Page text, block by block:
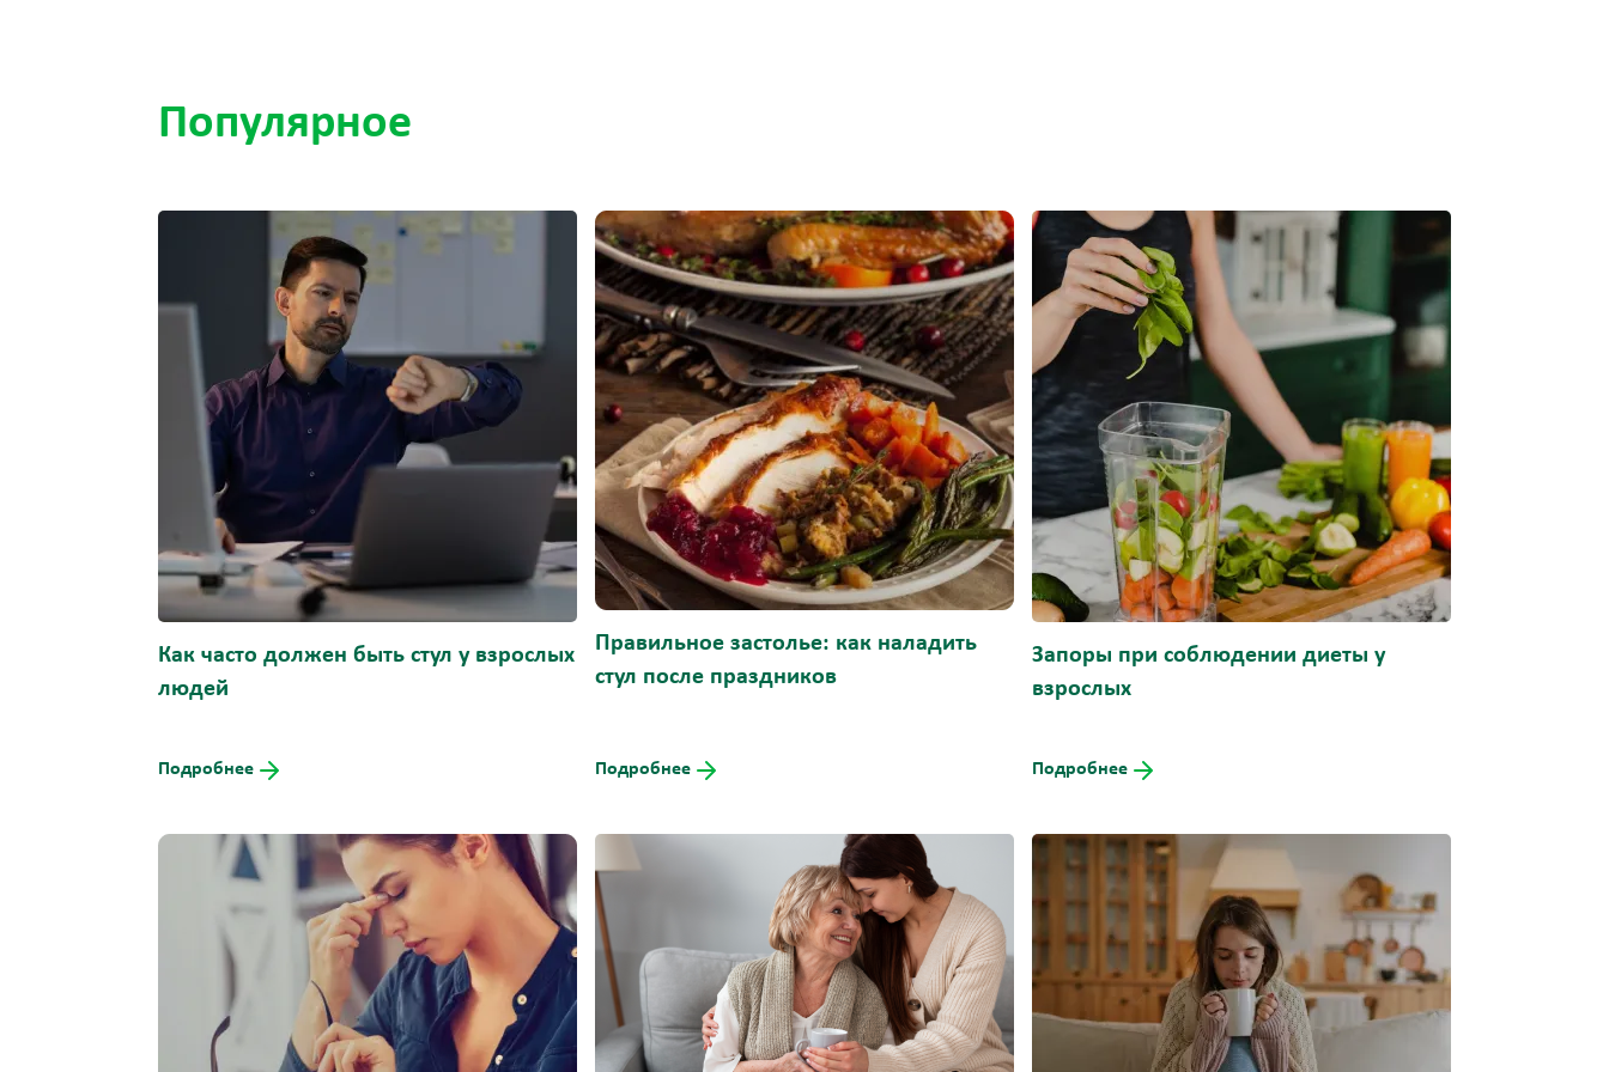
Популярное
Как часто должен быть стул у взрослых
людей
Подробнее
Правильное застолье: как наладить
стул после праздников
Подробнее
Запоры при соблюдении диеты у
взрослых
Подробнее